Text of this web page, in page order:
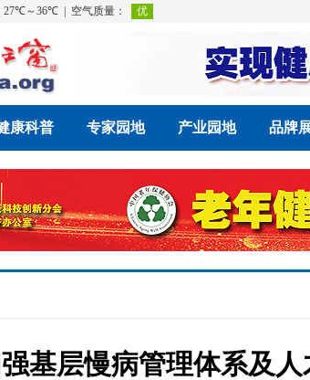
康科普 专家园地 产业园地 品牌
基层慢病管理体系及